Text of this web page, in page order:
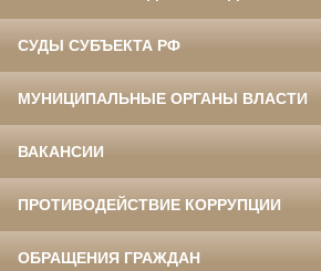
СУДЫ СУБЪЕКТА РФ
МУНИЦИПАЛЬНЫЕ ОРГАНЫ ВЛАСТИ
ВАКАНСИИ
ПРОТИВОДЕЙСТВИЕ КОРРУПЦИИ
ОБРАЩЕНИЯ ГРАЖДАН